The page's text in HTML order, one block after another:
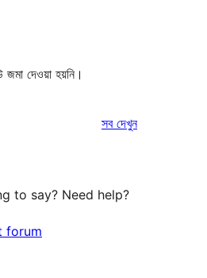
দেওয়া হয়নি।
সবরিভিউ
দেখুন
to say? Need help?
forum